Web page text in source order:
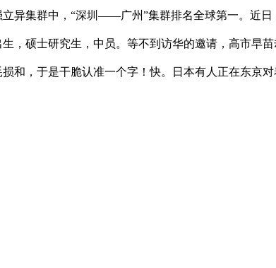
异集群中，“深圳——广州”集群排名全球第一。近
，硕士研究生，中员。等不到访华的邀请，高市早
和，于是干脆认准一个字！快。日本有人正在东京